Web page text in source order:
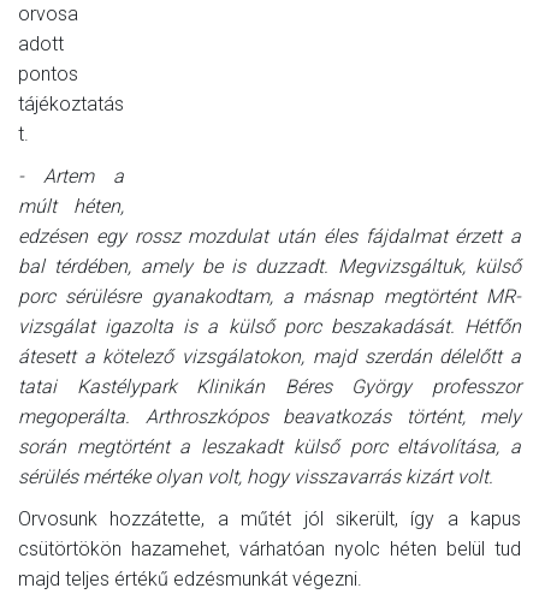
orvosa
adott
pontos
tájékoztatás
t.
- Artem a
múlt héten,
edzésen egy rossz mozdulat után éles fájdalmat érzett a
bal térdében, amely be is duzzadt. Megvizsgáltuk, külső
porc sérülésre gyanakodtam, a másnap megtörtént MR-
vizsgálat igazolta is a külső porc beszakadását. Hétfőn
átesett a kötelező vizsgálatokon, majd szerdán délelőtt a
tatai Kastélypark Klinikán Béres György professzor
megoperálta. Arthroszkópos beavatkozás történt, mely
során megtörtént a leszakadt külső porc eltávolítása, a
sérülés mértéke olyan volt, hogy visszavarrás kizárt volt.
Orvosunk hozzátette, a műtét jól sikerült, így a kapus
csütörtökön hazamehet, várhatóan nyolc héten belül tud
majd teljes értékű edzésmunkát végezni.